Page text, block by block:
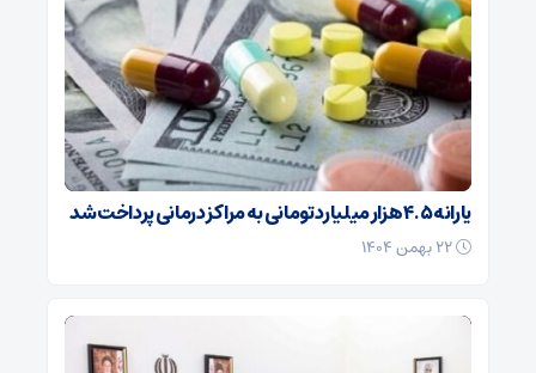
یارانه ۴.۵ هزار میلیارد تومانی به مراکز درمانی پرداخت شد